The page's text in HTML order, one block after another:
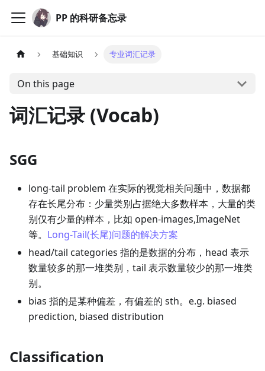
PP 的科研备忘录
基础知识 专业词汇记录
On this page
词汇记录 (Vocab)
SGG
long-tail problem 在实际的视觉相关问题中，数据都
存在长尾分布：少量类别占据绝大多数样本，大量的类
别仅有少量的样本，比如 open-images,ImageNet
等。 Long-Tail(长尾)问题的解决方案
head/tail categories 指的是数据的分布，head 表示
数量较多的那一堆类别，tail 表示数量较少的那一堆类
别。
bias 指的是某种偏差，有偏差的 sth。e.g. biased
prediction, biased distribution
Classification